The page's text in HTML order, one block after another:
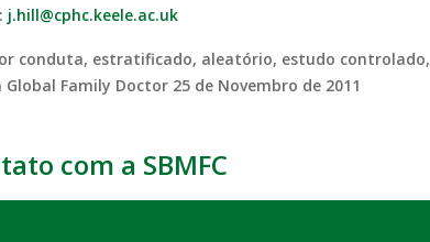
j.hill@cphc.keele.ac.uk
conduta, estratificado, aleatório, estudo
Family Doctor 25 de Novembro de 2011
com a SBMFC